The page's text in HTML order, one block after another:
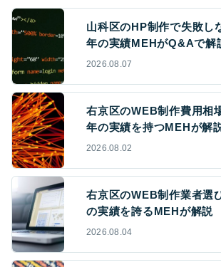
山科区のHP制作で失敗し
年の実績MEHがQ&Aで解
2026.08.07
右京区のWEB制作費用相
年の実績を持つMEHが解
2026.08.02
右京区のWEB制作業者選
の実績を誇るMEHが解説
2026.08.04